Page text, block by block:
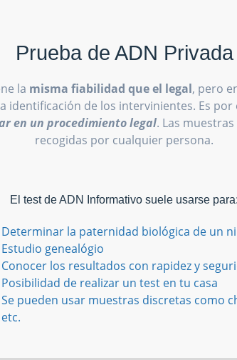
Prueba de ADN Privada
la misma fiabilidad que el legal, pero
identificación de los intervinientes. Es por
en un procedimiento legal. Las
recogidas por cualquier persona.
El test de ADN Informativo suele usarse para:
Determinar la paternidad biológica de un
Estudio genealógio
Conocer los resultados con rapidez y
Posibilidad de realizar un test en tu casa
Se pueden usar muestras discretas como
etc.